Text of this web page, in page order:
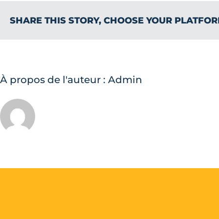
SHARE THIS STORY, CHOOSE YOUR
À propos de l'auteur : Admin